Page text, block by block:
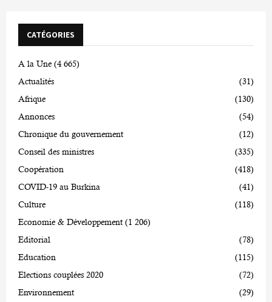
CATÉGORIES
A la Une (4 665)
Actualités
(31)
Afrique
(130)
Annonces
(54)
Chronique du gouvernement
(12)
Conseil des ministres
(335)
Coopération
(418)
COVID-19 au Burkina
(41)
Culture
(118)
Economie & Développement (1 206)
Editorial
(78)
Education
(115)
Elections couplées 2020
(72)
Environnement
(29)